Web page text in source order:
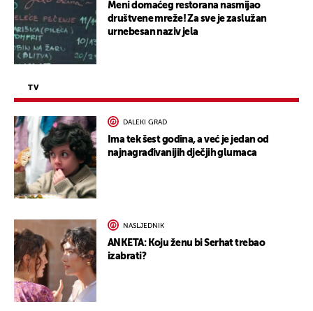
Meni domaćeg restorana nasmijao
društvene mreže! Za sve je zaslužan
urnebesan naziv jela
TV
DALEKI GRAD
Ima tek šest godina, a već je jedan od
najnagrađivanijih dječjih glumaca
NASLJEDNIK
ANKETA: Koju ženu bi Serhat trebao
izabrati?